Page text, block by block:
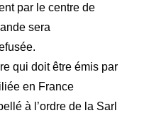
par le centre de
sera
qui doit être émis par
en France
à l’ordre de la Sarl